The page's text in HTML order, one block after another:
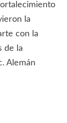
la
con la
de la
Alemán